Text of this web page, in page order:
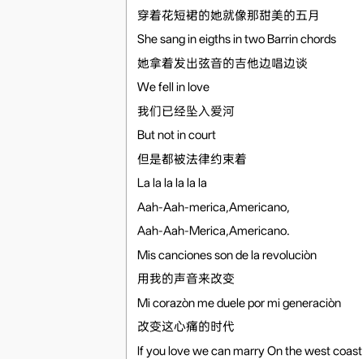
穿着花短裙的她就像那甜美的五月
She sang in eigths in two Barrin chords
她拿着发出弦音的吉他边唱边谈
We fell in love
我们已经坠入爱河
But not in court
但是都被法律约束着
La la la la la la
Aah-Aah-merica,Americano,
Aah-Aah-Merica,Americano.
Mis canciones son de la revoluciòn
用我的声音来改变
Mi corazòn me duele por mi generaciòn
改变这心痛的时代
If you love we can marry On the west coast